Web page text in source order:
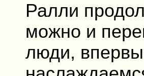
Ралли
можно и
люди,